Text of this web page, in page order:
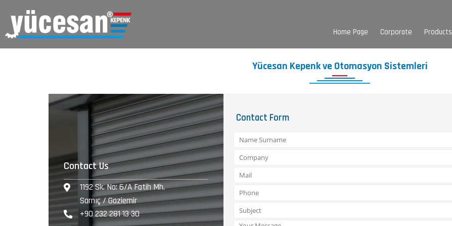
Home Page Corporate Products
Yücesan Kepenk ve Otomasyon Sistemleri
Contact Us
1192 Sk. No: 6/A Fatih Mh.
Sarnıç / Gaziemir
+90 232 281 13 30
Contact Form